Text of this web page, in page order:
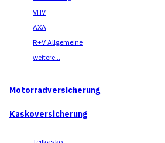
VHV
AXA
R+V Allgemeine
weitere...
Motorradversicherung
Kaskoversicherung